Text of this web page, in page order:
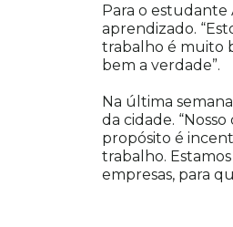
Para o estudante
aprendizado.
trabalho é muito
bem a verdade”.
Na última
da cidade.
propósito é
trabalho.
empresas, para